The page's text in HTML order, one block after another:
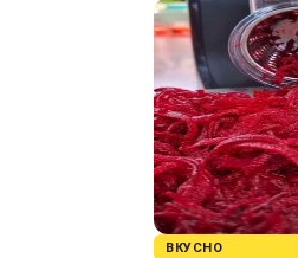
ВКУСНО